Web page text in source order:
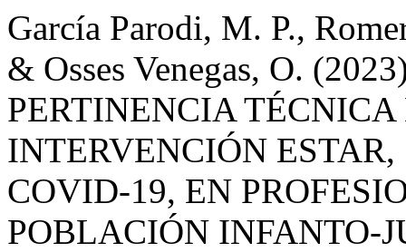
García Parodi, M. P.,
& Osses Venegas, O.
PERTINENCIA
INTERVENCIÓN
COVID-19, EN
POBLACIÓN INFANTO-